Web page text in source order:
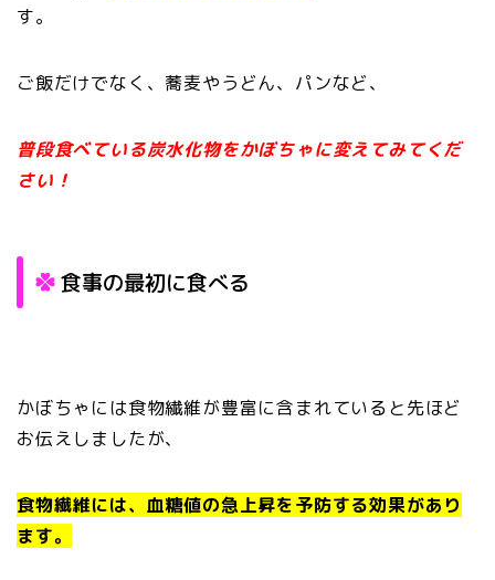
す。
ご飯だけでなく、蕎麦やうどん、パンなど、
普段食べている炭水化物をかぼちゃに変えてみてくだ
さい！
食事の最初に食べる
かぼちゃには食物繊維が豊富に含まれていると先ほど
お伝えしましたが、
食物繊維には、血糖値の急上昇を予防する効果があり
ます。